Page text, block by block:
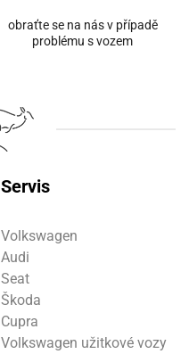
obraťte se na nás v případě
problému s vozem
Servis
Volkswagen
Audi
Seat
Škoda
Cupra
Volkswagen užitkové vozy